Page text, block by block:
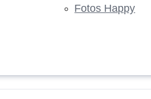
Fotos Happy